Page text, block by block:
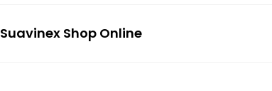
Suavinex Shop Online